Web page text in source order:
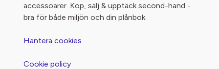
accessoarer. Köp, sälj & upptäck second-hand -
bra för både miljön och din plånbok.
Hantera cookies
Cookie policy